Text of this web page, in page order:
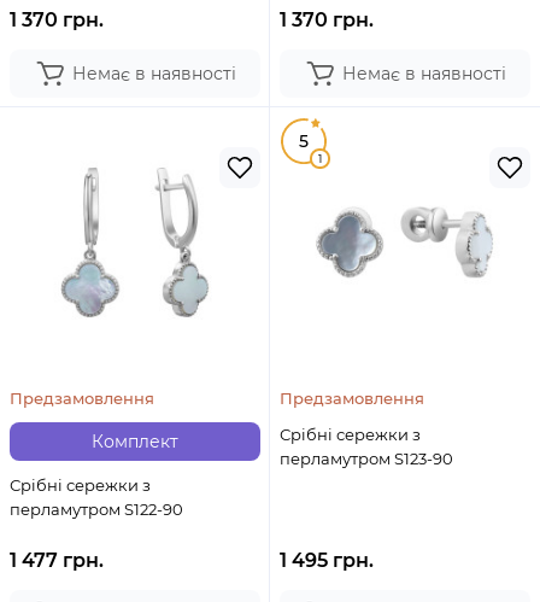
1 370 грн.
Немає в наявності
1 370 грн.
Немає в наявності
Комплект
Предзамовлення
Срібні сережки з
перламутром S122-90
1 477 грн.
5
1
Предзамовлення
Срібні сережки з
перламутром S123-90
1 495 грн.